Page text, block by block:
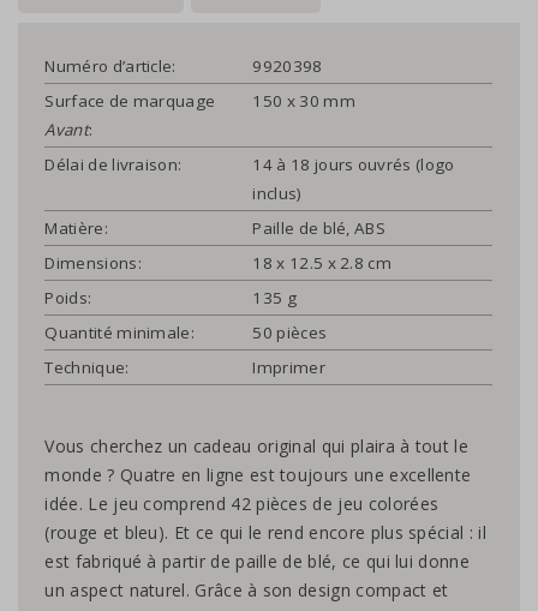
Numéro d’article:
9920398
Surface de marquage
Avant:
150 x 30 mm
Délai de livraison:
14 à 18 jours ouvrés (logo
inclus)
Matière:
Paille de blé, ABS
Dimensions:
18 x 12.5 x 2.8 cm
Poids:
135 g
Quantité minimale:
50 pièces
Technique:
Imprimer
Vous cherchez un cadeau original qui plaira à tout le
monde ? Quatre en ligne est toujours une excellente
idée. Le jeu comprend 42 pièces de jeu colorées
(rouge et bleu). Et ce qui le rend encore plus spécial : il
est fabriqué à partir de paille de blé, ce qui lui donne
un aspect naturel. Grâce à son design compact et